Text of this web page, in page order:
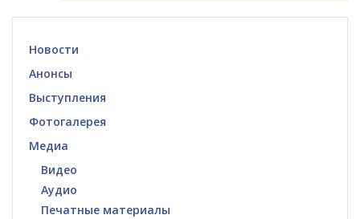
Новости
Анонсы
Выступления
Фотогалерея
Медиа
Видео
Аудио
Печатные материалы